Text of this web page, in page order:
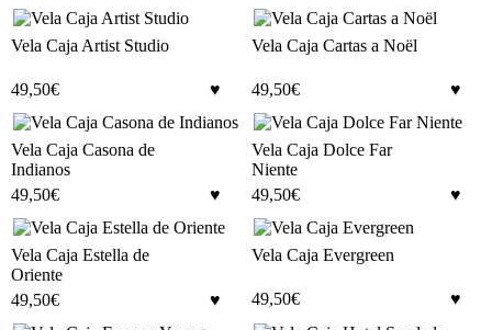
Vela Caja Artist Studio
49,50€
Vela Caja Cartas a Noël
49,50€
Vela Caja Casona de
Indianos
49,50€
Vela Caja Dolce Far
Niente
49,50€
Vela Caja Estella de
Oriente
49,50€
Vela Caja Evergreen
49,50€